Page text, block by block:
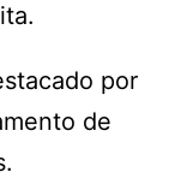
por
de